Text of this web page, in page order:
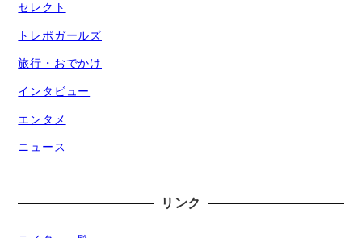
セレクト
トレポガールズ
旅行・おでかけ
インタビュー
エンタメ
ニュース
リンク